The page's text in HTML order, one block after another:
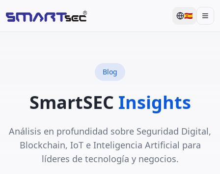
🇪🇸
Blog
SmartSEC Insights
Análisis en profundidad sobre Seguridad Digital,
Blockchain, IoT e Inteligencia Artificial para
líderes de tecnología y negocios.